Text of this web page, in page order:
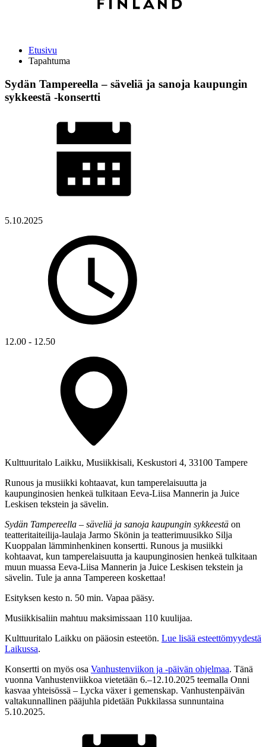
Etusivu
Tapahtuma
Sydän Tampereella – säveliä ja sanoja kaupungin
sykkeestä -konsertti
5.10.2025
12.00 - 12.50
Kulttuuritalo Laikku, Musiikkisali, Keskustori 4, 33100 Tampere
Runous ja musiikki kohtaavat, kun tamperelaisuutta ja
kaupunginosien henkeä tulkitaan Eeva-Liisa Mannerin ja Juice
Leskisen tekstein ja sävelin.
Sydän Tampereella – säveliä ja sanoja kaupungin sykkeestä on
teatteritaiteilija-laulaja Jarmo Skönin ja teatterimuusikko Silja
Kuoppalan lämminhenkinen konsertti. Runous ja musiikki
kohtaavat, kun tamperelaisuutta ja kaupunginosien henkeä tulkitaan
muun muassa Eeva-Liisa Mannerin ja Juice Leskisen tekstein ja
sävelin. Tule ja anna Tampereen koskettaa!
Esityksen kesto n. 50 min. Vapaa pääsy.
Musiikkisaliin mahtuu maksimissaan 110 kuulijaa.
Kulttuuritalo Laikku on pääosin esteetön. Lue lisää esteettömyydestä
Laikussa.
Konsertti on myös osa Vanhustenviikon ja -päivän ohjelmaa. Tänä
vuonna Vanhustenviikkoa vietetään 6.–12.10.2025 teemalla Onni
kasvaa yhteisössä – Lycka växer i gemenskap. Vanhustenpäivän
valtakunnallinen pääjuhla pidetään Pukkilassa sunnuntaina
5.10.2025.